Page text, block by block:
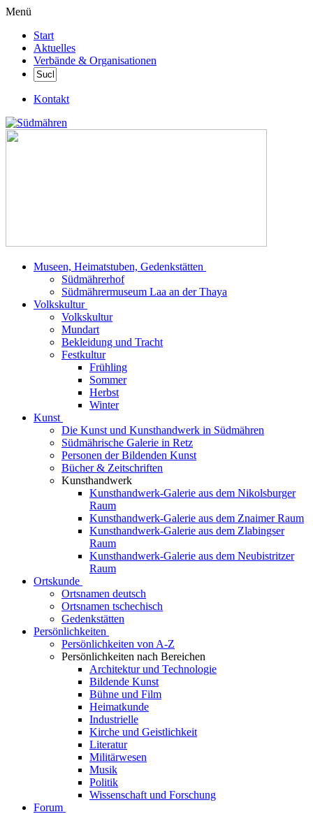
Menü
Start
Aktuelles
Verbände & Organisationen
Kontakt
Museen, Heimatstuben, Gedenkstätten
Südmährerhof
Südmährermuseum Laa an der Thaya
Volkskultur
Volkskultur
Mundart
Bekleidung und Tracht
Festkultur
Frühling
Sommer
Herbst
Winter
Kunst
Die Kunst und Kunsthandwerk in Südmähren
Südmährische Galerie in Retz
Personen der Bildenden Kunst
Bücher & Zeitschriften
Kunsthandwerk
Kunsthandwerk-Galerie aus dem Nikolsburger
Raum
Kunsthandwerk-Galerie aus dem Znaimer Raum
Kunsthandwerk-Galerie aus dem Zlabingser
Raum
Kunsthandwerk-Galerie aus dem Neubistritzer
Raum
Ortskunde
Ortsnamen deutsch
Ortsnamen tschechisch
Gedenkstätten
Persönlichkeiten
Persönlichkeiten von A-Z
Persönlichkeiten nach Bereichen
Architektur und Technologie
Bildende Kunst
Bühne und Film
Heimatkunde
Industrielle
Kirche und Geistlichkeit
Literatur
Militärwesen
Musik
Politik
Wissenschaft und Forschung
Forum